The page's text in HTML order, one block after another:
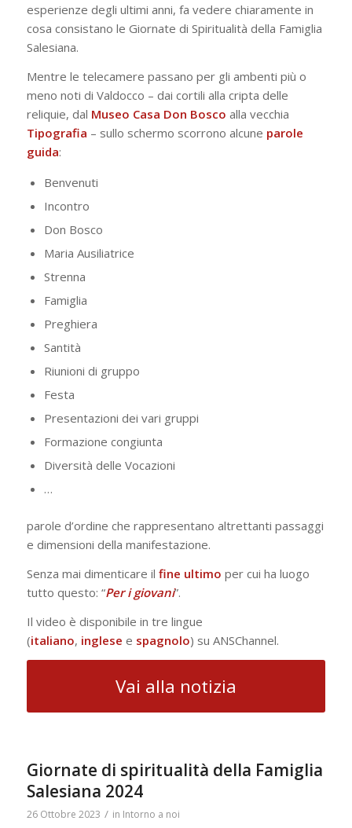
esperienze degli ultimi anni, fa vedere chiaramente in
cosa consistano le Giornate di Spiritualità della Famiglia
Salesiana.
Mentre le telecamere passano per gli ambenti più o
meno noti di Valdocco – dai cortili alla cripta delle
reliquie, dal Museo Casa Don Bosco alla vecchia
Tipografia – sullo schermo scorrono alcune parole
guida:
Benvenuti
Incontro
Don Bosco
Maria Ausiliatrice
Strenna
Famiglia
Preghiera
Santità
Riunioni di gruppo
Festa
Presentazioni dei vari gruppi
Formazione congiunta
Diversità delle Vocazioni
…
parole d’ordine che rappresentano altrettanti passaggi
e dimensioni della manifestazione.
Senza mai dimenticare il fine ultimo per cui ha luogo
tutto questo: “Per i giovani”.
Il video è disponibile in tre lingue
(italiano, inglese e spagnolo) su ANSChannel.
Vai alla notizia
Giornate di spiritualità della Famiglia
Salesiana 2024
26 Ottobre 2023 / in Intorno a noi